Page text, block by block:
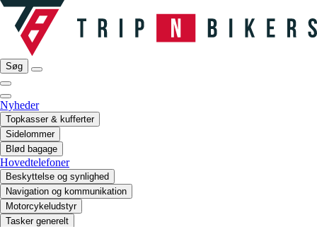
Søg
Nyheder
Topkasser & kufferter
Sidelommer
Blød bagage
Hovedtelefoner
Beskyttelse og synlighed
Navigation og kommunikation
Motorcykeludstyr
Tasker generelt